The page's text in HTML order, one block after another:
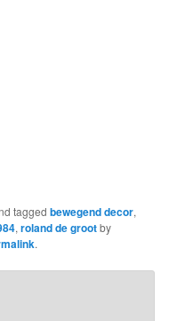
taggedbewegend decor,
,roland de grootby
.